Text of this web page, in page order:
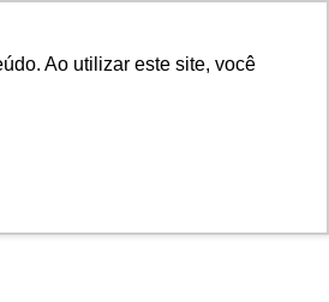
Ao utilizar este site, você